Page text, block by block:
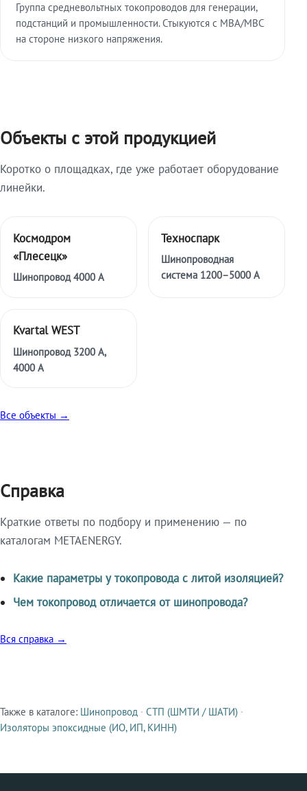
Группа средневольтных токопроводов для генерации,
подстанций и промышленности. Стыкуются с МВА/МВС
на стороне низкого напряжения.
Объекты с этой продукцией
Коротко о площадках, где уже работает оборудование
линейки.
Космодром
«Плесецк»
Шинопровод 4000 А
Техноспарк
Шинопроводная
система 1200–5000 А
Kvartal WEST
Шинопровод 3200 А,
4000 А
Все объекты →
Справка
Краткие ответы по подбору и применению — по
каталогам METAENERGY.
Какие параметры у токопровода с литой изоляцией?
Чем токопровод отличается от шинопровода?
Вся справка →
Смежные продукты
Также в каталоге: Шинопровод · СТП (ШМТИ / ШАТИ) ·
Изоляторы эпоксидные (ИО, ИП, КИНН)